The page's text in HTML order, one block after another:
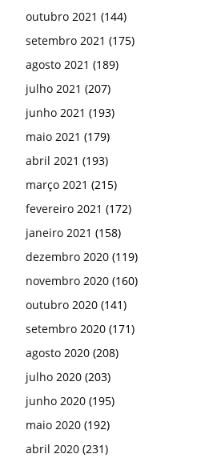
outubro 2021 (144)
setembro 2021 (175)
agosto 2021 (189)
julho 2021 (207)
junho 2021 (193)
maio 2021 (179)
abril 2021 (193)
março 2021 (215)
fevereiro 2021 (172)
janeiro 2021 (158)
dezembro 2020 (119)
novembro 2020 (160)
outubro 2020 (141)
setembro 2020 (171)
agosto 2020 (208)
julho 2020 (203)
junho 2020 (195)
maio 2020 (192)
abril 2020 (231)